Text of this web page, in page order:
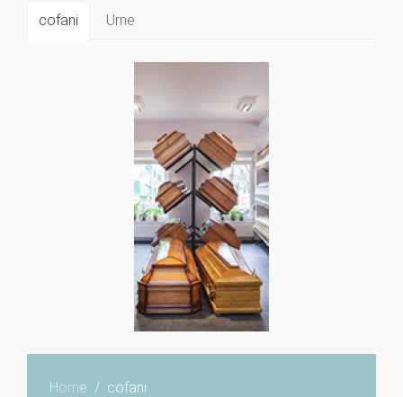
cofani Urne
Home cofani